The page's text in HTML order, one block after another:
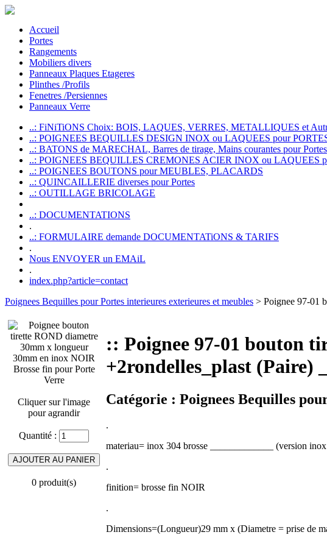
Accueil
Portes
Rangements
Mobiliers divers
Panneaux Plaques Etageres
Plinthes /Profils
Fenetres /Persiennes
Panneaux Verre
..: FiNiTiONS Choix: BOIS, LAQUES, VERRES, METALLIQUES et
..: POIGNEES BEQUILLES DESIGN INOX ou LAQUEES pour
..: BATONS de MARECHAL, Barres de tirage, Mains courantes pour Portes
..: POIGNEES BEQUILLES CREMONES ACIER INOX ou LAQUEES
..: POIGNEES BOUTONS pour MEUBLES, PLACARDS
..: QUINCAILLERIE diverses pour Portes
..: OUTILLAGE BRICOLAGE
..: DOCUMENTATIONS
.
..: FORMULAIRE demande DOCUMENTATiONS & TARIFS
.
Nous ENVOYER un EMAiL
.
index.php?article=contact
Poignees Bequilles pour Portes interieures exterieures et meubles > Poignee 97-01
Cliquer sur l'image
pour agrandir
Quantité :
0 produit(s)
:: Poignee 97-01 bouton
+2rondelles_plast (Paire)
Catégorie : Poignees Bequilles
.
materiau= inox 304 brosse _____________ (version
.
finition= brosse fin NOIR
.
Dimensions=(Longueur)29 mm x (Diametre = prise de